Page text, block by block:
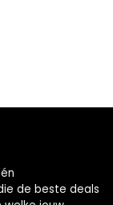
de beste deals